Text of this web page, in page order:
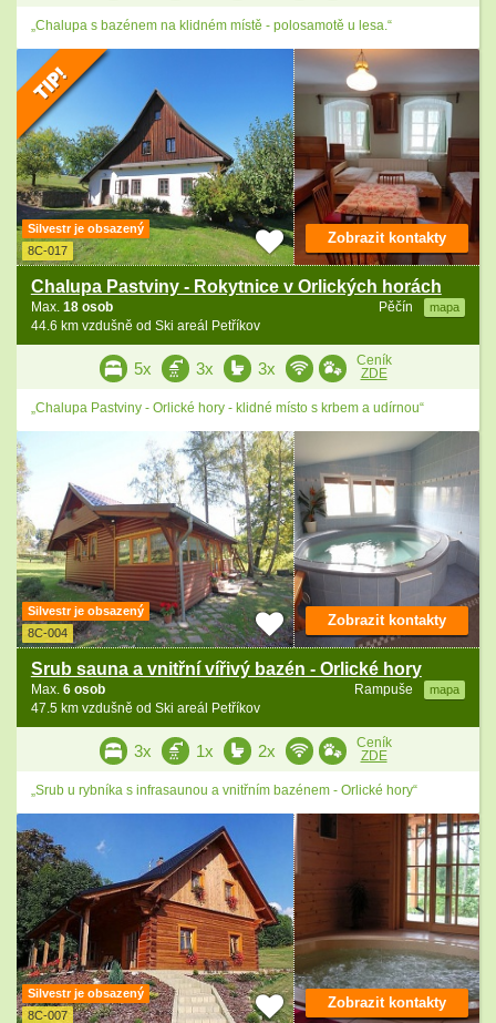
„Chalupa s bazénem na klidném místě - polosamotě u lesa.“
Silvestr je obsazený
8C-017
Chalupa Pastviny - Rokytnice v Orlických horách
Pěčín mapa
Max. 18 osob
44.6 km vzdušně od Ski areál Petříkov
Zobrazit kontakty
5x 3x 3x
Ceník
ZDE
„Chalupa Pastviny - Orlické hory - klidné místo s krbem a udírnou“
Silvestr je obsazený
8C-004
Srub sauna a vnitřní vířivý bazén - Orlické hory
Rampuše mapa
Max. 6 osob
47.5 km vzdušně od Ski areál Petříkov
Zobrazit kontakty
3x 1x 2x
Ceník
ZDE
„Srub u rybníka s infrasaunou a vnitřním bazénem - Orlické hory“
Silvestr je obsazený
8C-007
Zobrazit kontakty